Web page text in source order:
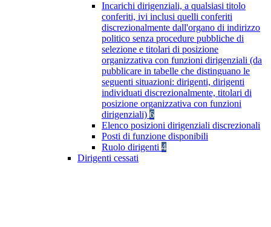
Incarichi dirigenziali, a qualsiasi titolo
conferiti, ivi inclusi quelli conferiti
discrezionalmente dall'organo di indirizzo
politico senza procedure pubbliche di
selezione e titolari di posizione
organizzativa con funzioni dirigenziali (da
pubblicare in tabelle che distinguano le
seguenti situazioni: dirigenti, dirigenti
individuati discrezionalmente, titolari di
posizione organizzativa con funzioni
dirigenziali) 6
Elenco posizioni dirigenziali discrezionali
Posti di funzione disponibili
Ruolo dirigenti 4
Dirigenti cessati